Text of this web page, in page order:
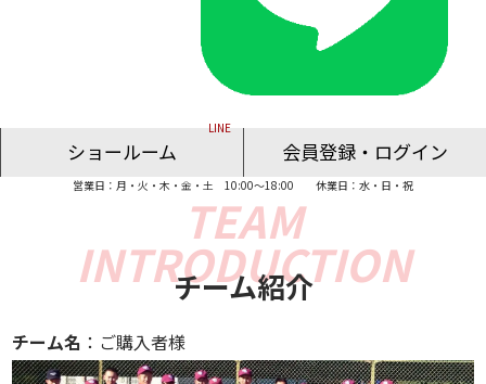
ショールーム
東京ショールーム
名古屋ショールーム
大阪ショールーム
福岡ショールーム
会員登録・ログイン
営業日：月・火・木・金・土 10:00～18:00 休業日：水・日・祝
チーム紹介
チーム名 ：ご購入者様